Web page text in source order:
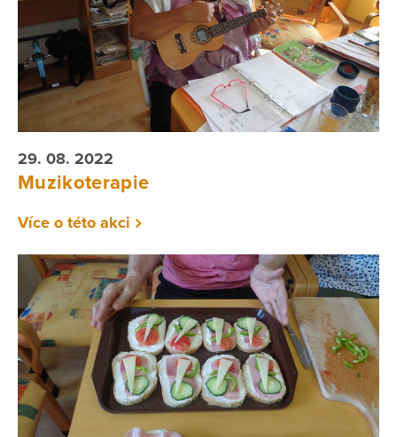
29. 08. 2022
Muzikoterapie
Více o této akci